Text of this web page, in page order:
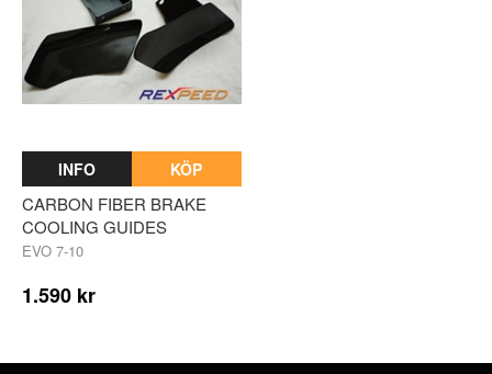
INFO KÖP
CARBON FIBER BRAKE
COOLING GUIDES
EVO 7-10
1.590 kr